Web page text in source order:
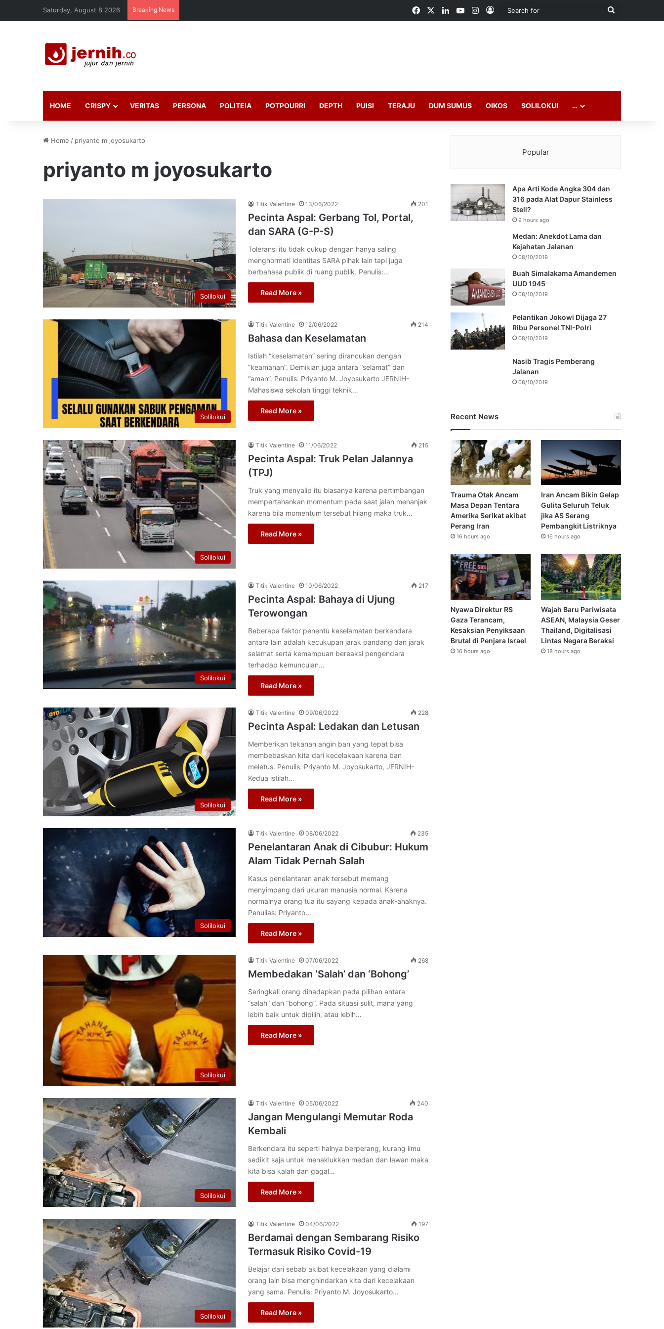
Saturday, August 8 2026 Breaking News FacebookLinkedInYouTubeInstagram
Log In
Search
HOME CRISPY VERITAS PERSONA POLITEIA POTPOURRI DEPTH PUISI TERAJU DUM SUMUS OIKOS SOLILOKUI …
Home / priyanto m joyosukarto
priyanto m joyosukarto
Solilokui
Titik Valentine 13/06/2022 201
Pecinta Aspal: Gerbang Tol, Portal,
dan SARA (G-P-S)
Toleransi itu tidak cukup dengan hanya saling
menghormati identitas SARA pihak lain tapi juga
berbahasa publik di ruang publik. Penulis:…
Read More »
Solilokui
Titik Valentine 12/06/2022 214
Bahasa dan Keselamatan
Istilah “keselamatan” sering dirancukan dengan
“keamanan”. Demikian juga antara “selamat” dan
“aman”. Penulis: Priyanto M. Joyosukarto JERNIH-
Mahasiswa sekolah tinggi teknik…
Read More »
Solilokui
Titik Valentine 11/06/2022 215
Pecinta Aspal: Truk Pelan Jalannya
(TPJ)
Truk yang menyalip itu biasanya karena pertimbangan
mempertahankan momentum pada saat jalan menanjak
karena bila momentum tersebut hilang maka truk…
Read More »
Solilokui
Titik Valentine 10/06/2022 217
Pecinta Aspal: Bahaya di Ujung
Terowongan
Beberapa faktor penentu keselamatan berkendara
antara lain adalah kecukupan jarak pandang dan jarak
selamat serta kemampuan bereaksi pengendara
terhadap kemunculan…
Read More »
Solilokui
Titik Valentine 09/06/2022 228
Pecinta Aspal: Ledakan dan Letusan
Memberikan tekanan angin ban yang tepat bisa
membebaskan kita dari kecelakaan karena ban
meletus. Penulis: Priyanto M. Joyosukarto, JERNIH-
Kedua istilah…
Read More »
Solilokui
Titik Valentine 08/06/2022 235
Penelantaran Anak di Cibubur: Hukum
Alam Tidak Pernah Salah
Kasus penelantaran anak tersebut memang
menyimpang dari ukuran manusia normal. Karena
normalnya orang tua itu sayang kepada anak-anaknya.
Penulias: Priyanto…
Read More »
Solilokui
Titik Valentine 07/06/2022 268
Membedakan ‘Salah’ dan ‘Bohong’
Seringkali orang dihadapkan pada pilihan antara
“salah” dan “bohong”. Pada situasi sulit, mana yang
lebih baik untuk dipilih, atau lebih…
Read More »
Solilokui
Titik Valentine 05/06/2022 240
Jangan Mengulangi Memutar Roda
Kembali
Berkendara itu seperti halnya berperang, kurang ilmu
sedikit saja untuk menaklukkan medan dan lawan maka
kita bisa kalah dan gagal…
Read More »
Solilokui
Titik Valentine 04/06/2022 197
Berdamai dengan Sembarang Risiko
Termasuk Risiko Covid-19
Belajar dari sebab akibat kecelakaan yang dialami
orang lain bisa menghindarkan kita dari kecelakaan
yang sama. Penulis: Priyanto M. Joyosukarto…
Read More »
Popular
Apa Arti Kode Angka 304 dan
316 pada Alat Dapur Stainless
Stell?
9 hours ago
Medan: Anekdot Lama dan
Kejahatan Jalanan
08/10/2019
Buah Simalakama Amandemen
UUD 1945
08/10/2019
Pelantikan Jokowi Dijaga 27
Ribu Personel TNI-Polri
08/10/2019
Nasib Tragis Pemberang
Jalanan
08/10/2019
Recent News
Trauma Otak Ancam
Masa Depan Tentara
Amerika Serikat akibat
Perang Iran
16 hours ago
Iran Ancam Bikin Gelap
Gulita Seluruh Teluk
jika AS Serang
Pembangkit Listriknya
16 hours ago
Nyawa Direktur RS
Gaza Terancam,
Kesaksian Penyiksaan
Brutal di Penjara Israel
16 hours ago
Wajah Baru Pariwisata
ASEAN, Malaysia Geser
Thailand, Digitalisasi
Lintas Negara Beraksi
18 hours ago